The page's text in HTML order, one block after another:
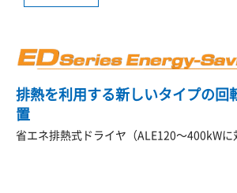
排熱を利用する新しいタイプの回
置
省エネ排熱式ドライヤ（ALE120～400kWに